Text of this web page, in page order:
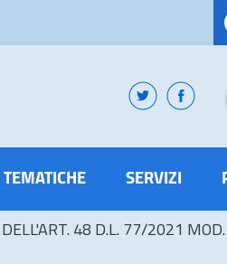
TEMATICHE SERVIZI
48 D.L. 77/2021